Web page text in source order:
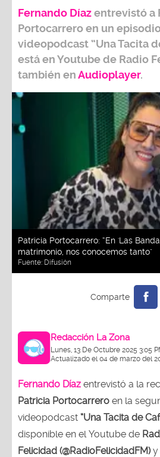
Fernando Díazentrevistó a
Portocarreroen un
videopodcast “Una Tacita
está en Youtube de Radio
también enAudioplayer.
Patricia Portocarrero: “En 'Las
matrimonio, nos conocemos tanto"
Fuente: Difusión
Redacción La Zona
Lunes, 13 De Octubre 2025 3:05
Actualizado el 04 de marzo del
Fernando Díaz entrevistó a la
Patricia Portocarrero en la
videopodcast “Una Tacita de
disponible en el Youtube de
Felicidad (@RadioFelicidadFM)y